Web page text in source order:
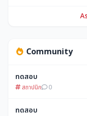
Community
ทดสอบ
สถาปนิก 0
ทดสอบ